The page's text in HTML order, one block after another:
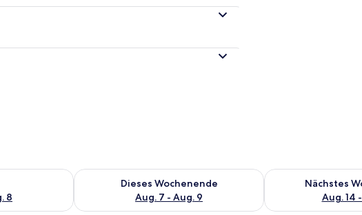
8
für morgen, Aug. 7 - Aug. 8.
Dieses Wochenende
Aug. 7 - Aug. 9
Überprüfe die Verfügbarkeit für dieses Wochenende, Aug.
Nächstes
Aug. 14
Überprüfe die